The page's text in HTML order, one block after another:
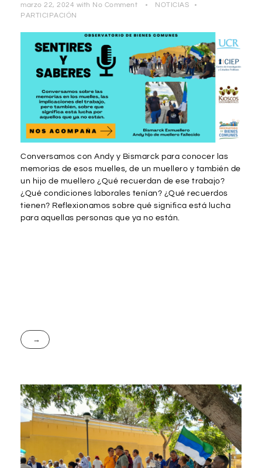
marzo 22, 2024 with No Comment
NOTICIAS
PARTICIPACIÓN
Conversamos con Andy y Bismarck para conocer las
memorias de esos muelles, de un muellero y también de
un hijo de muellero ¿Qué recuerdan de ese trabajo?
¿Qué condiciones laborales tenían? ¿Qué recuerdos
tienen? Reflexionamos sobre qué significa está lucha
para aquellas personas que ya no están.